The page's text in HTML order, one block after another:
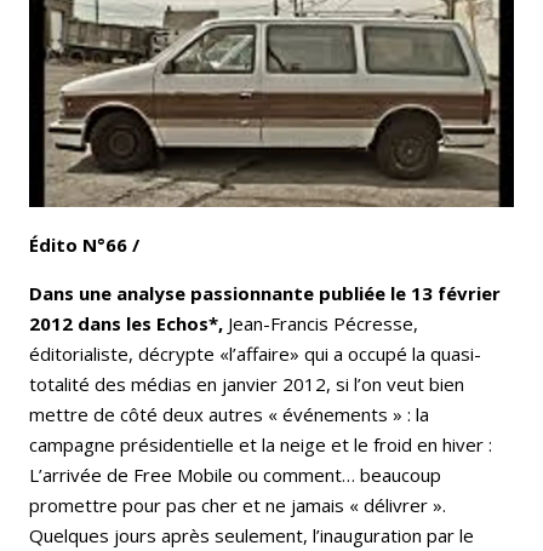
Email Facebook LinkedIn
Bluesky Whatsapp
Édito N°66 /
Dans une analyse passionnante publiée le 13 février
2012 dans les Echos*, Jean-Francis Pécresse,
éditorialiste, décrypte «l’affaire» qui a occupé la quasi-
totalité des médias en janvier 2012, si l’on veut bien
mettre de côté deux autres « événements » : la
campagne présidentielle et la neige et le froid en hiver :
L’arrivée de Free Mobile ou comment… beaucoup
promettre pour pas cher et ne jamais « délivrer ».
Quelques jours après seulement, l’inauguration par le